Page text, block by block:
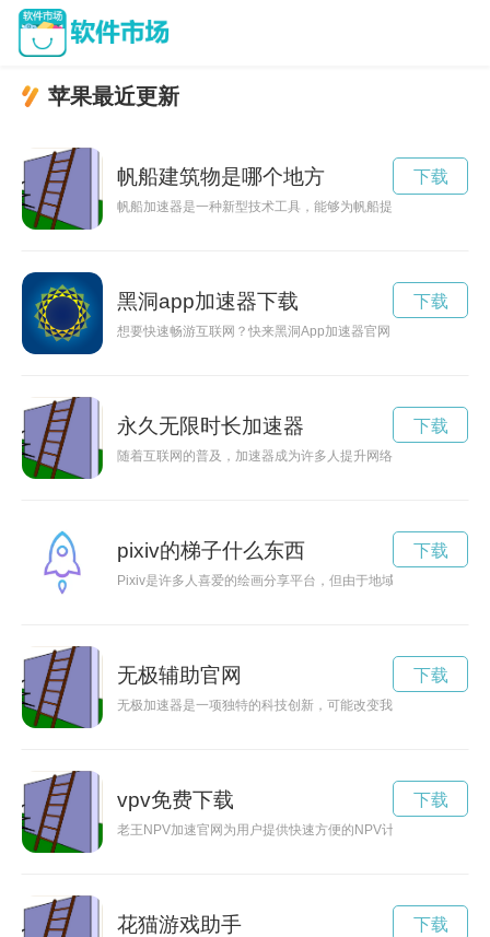
苹果最近更新
帆船建筑物是哪个地方
帆船加速器是一种新型技术工具，能够为帆船提供更快的速度
下载
黑洞app加速器下载
想要快速畅游互联网？快来黑洞App加速器官网，让您的网络加
下载
永久无限时长加速器
随着互联网的普及，加速器成为许多人提升网络速度的利器。
下载
pixiv的梯子什么东西
Pixiv是许多人喜爱的绘画分享平台，但由于地域限制等问题，
下载
无极辅助官网
无极加速器是一项独特的科技创新，可能改变我们对时间和空
下载
vpv免费下载
老王NPV加速官网为用户提供快速方便的NPV计算服务，帮助
下载
花猫游戏助手 下载